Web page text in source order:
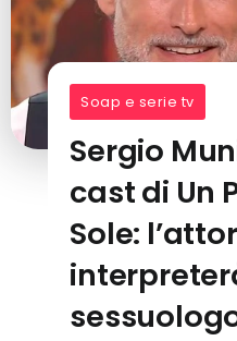
Soap e serie tv
Sergio
cast di Un
Sole: